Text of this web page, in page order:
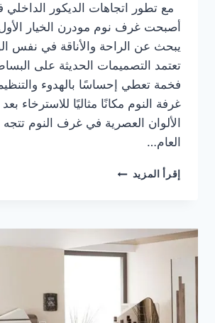
أصبحت غرف نوم مودرن الخيار
يبحث عن الراحة والأناقة في نفس
تعتمد التصميمات الحديثة على
فخمة تعطي إحساسًا بالهدوء
غرفة النوم مكانًا مثاليًا للاسترخاء
الألوان العصرية في غرف النوم
العام…
إقرأ المزيد أحدث
مودرن
لعام
2026